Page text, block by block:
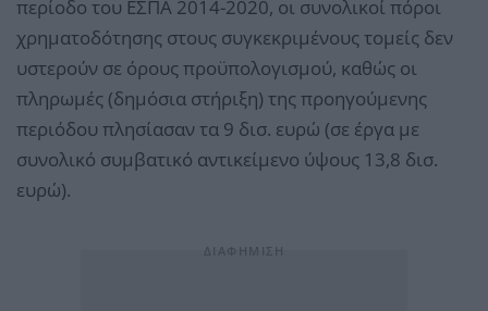
περίοδο του ΕΣΠΑ 2014-2020, οι συνολικοί πόροι
χρηματοδότησης στους συγκεκριμένους τομείς δεν
υστερούν σε όρους προϋπολογισμού, καθώς οι
πληρωμές (δημόσια στήριξη) της προηγούμενης
περιόδου πλησίασαν τα 9 δισ. ευρώ (σε έργα με
συνολικό συμβατικό αντικείμενο ύψους 13,8 δισ.
ευρώ).